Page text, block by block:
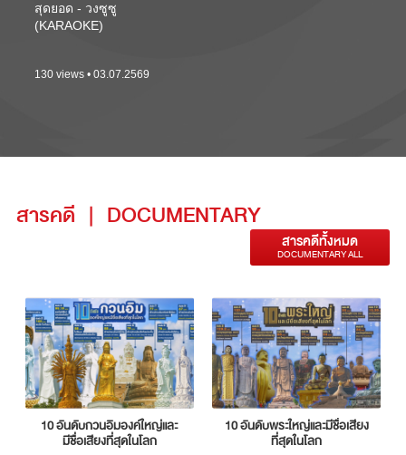
สุดยอด - วงซูซู
(KARAOKE)
130 views • 03.07.2569
สารคดี | DOCUMENTARY
สารคดีทั้งหมด
DOCUMENTARY ALL
10 อันดับกวนอิมองค์ใหญ่และ
มีชื่อเสียงที่สุดในโลก
10 อันดับพระใหญ่และมีชื่อเสียง
ที่สุดในโลก